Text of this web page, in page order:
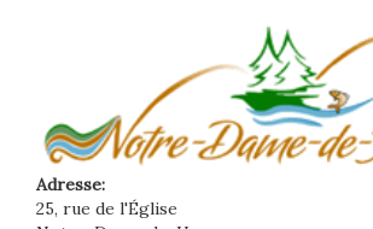
Adresse:
25, rue de l'Église